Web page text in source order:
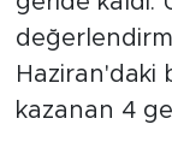
Haziran'daki
kazanan 4